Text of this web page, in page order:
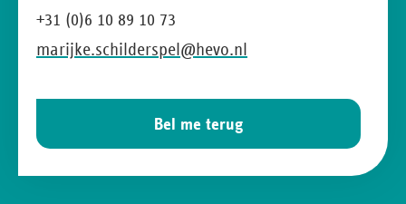
+31 (0)6 10 89 10 73
marijke.schilderspel@hevo.nl
Bel me terug